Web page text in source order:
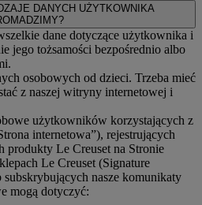
DANYCH UŻYTKOWNIKA
dane dotyczące użytkownika i
jego tożsamości bezpośrednio albo
osobowych od dzieci. Trzeba mieć
z naszej witryny internetowej i
użytkowników korzystających z
internetowa”), rejestrujących
produkty Le Creuset na Stronie
Le Creuset (Signature
nasze komunikaty
mogą dotyczyć: